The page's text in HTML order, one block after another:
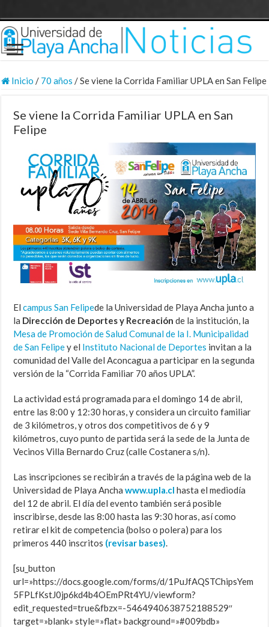
Inicio / 70 años /Se viene la Corrida Familiar UPLA en San Felipe
Se viene la Corrida Familiar UPLA en San
Felipe
Elcampus San Felipede la Universidad de Playa Ancha junto a
la Dirección de Deportes y Recreación de la institución, la
Mesa de Promoción de Salud Comunal de la I. Municipalidad
de San Felipey el Instituto Nacional de Deportes invitan a la
comunidad del Valle del Aconcagua a participar en la segunda
versión de la “Corrida Familiar 70 años UPLA”.
La actividad está programada para el domingo 14 de abril,
entre las 8:00 y 12:30 horas, y considera un circuito familiar
de 3 kilómetros, y otros dos competitivos de 6 y 9
kilómetros, cuyo punto de partida será la sede de la Junta de
Vecinos Villa Bernardo Cruz (calle Costanera s/n).
Las inscripciones se recibirán a través de la página web de la
Universidad de Playa Ancha www.upla.cl hasta el mediodía
del 12 de abril. El día del evento también será posible
inscribirse, desde las 8:00 hasta las 9:30 horas, así como
retirar el kit de competencia (bolso o polera) para los
primeros 440 inscritos (revisar bases)
[su_button
url=»https://docs.google.com/forms/d/1PuJfAQSTChipsYem
5FPLfKstJ0jp6kd4b4OEmPRt4YU/viewform?
edit_requested=true&fbzx=-5464940638752188529″
target=»blank» style=»flat» background=»#009bdb»